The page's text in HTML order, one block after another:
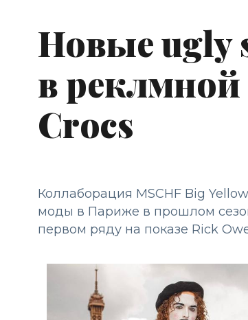
Новые ugly
в
Crocs
Коллаборация MSCHF Big
моды в Париже в прошлом
первом ряду на показе Rick